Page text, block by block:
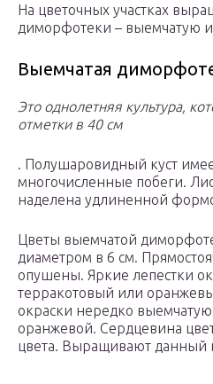
На цветочных участках
диморфотеки – выемчатую
Выемчатая
Это однолетняя культура,
отметки в 40 см
. Полушаровидный куст
многочисленные побеги.
наделена удлиненной
Цветы выемчатой
диаметром в 6 см.
опушены. Яркие лепестки
терракотовый или
окраски нередко
оранжевой. Сердцевина
цвета. Выращивают данный